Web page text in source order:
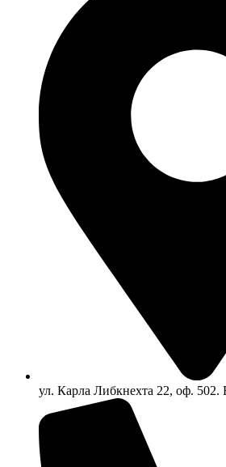
ул. Карла Либкнехта 22, оф.